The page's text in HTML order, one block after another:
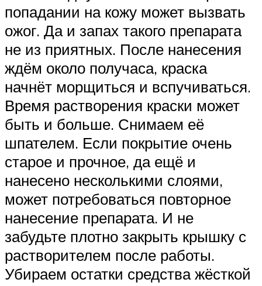
попадании на кожу может вызвать
ожог. Да и запах такого препарата
не из приятных. После нанесения
ждём около получаса, краска
начнёт морщиться и вспучиваться.
Время растворения краски может
быть и больше. Снимаем её
шпателем. Если покрытие очень
старое и прочное, да ещё и
нанесено несколькими слоями,
может потребоваться повторное
нанесение препарата. И не
забудьте плотно закрыть крышку с
растворителем после работы.
Убираем остатки средства жёсткой